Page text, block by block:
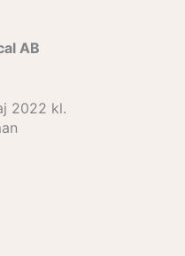
AB
2022 kl.